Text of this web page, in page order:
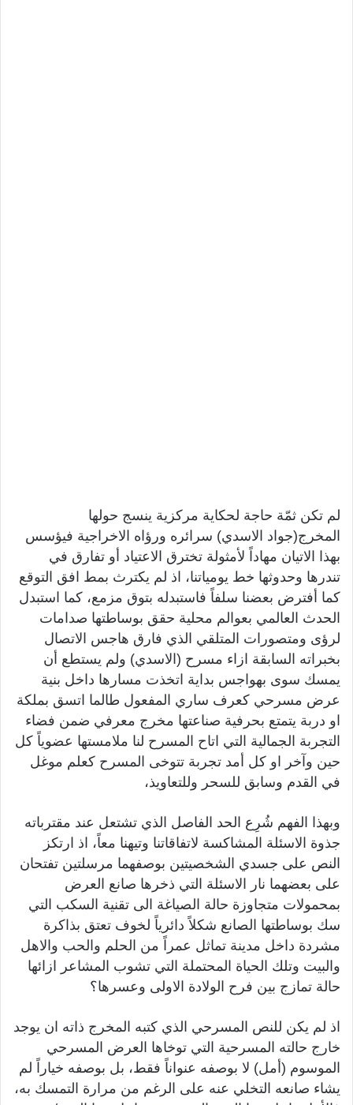
لم تكن ثمّة حاجة لحكاية مركزية ينسج حولها
المخرج(جواد الاسدي) سرائره ورؤاه الاخراجية فيؤسس
بهذا الاتيان مهاداً لأمثولة تخترق الاعتياد أو تفارق في
تندرها وحدوثها خط يومياتنا، اذ لم يكترث بمط افق التوقع
كما أفترض بعضنا سلفاً فاستبدله بتوق مزمع، كما استبدل
الحدث العالمي بعوالم محلية حقق بوساطتها صدامات
لرؤى ومتصورات المتلقي الذي فارق هاجس الاتصال
بخبراته السابقة ازاء مسرح (الاسدي) ولم يستطع أن
يمسك سوى بهواجس بداية اتخذت مسارها داخل بنية
عرض مسرحي كعرف ساري المفعول طالما اتسق بملكة
او دربة يتمتع بحرفية صناعتها مخرج معرفي ضمن فضاء
التجربة الجمالية التي اتاح المسرح لنا ملامستها عضوياً كل
حين وآخر او كل أمد تجربة تتوخى المسرح كعلم موغل
في القدم وسابق للسحر وللتعاويذ،
وبهذا الفهم شُرِع الحد الفاصل الذي تشتعل عند مقترباته
جذوة الاسئلة المشاكسة لاتفاقاتنا وتيهنا معاً، اذ ارتكز
النص على جسدي الشخصيتين بوصفهما مرسلتين تفتحان
على بعضهما نار الاسئلة التي ذخرها صانع العرض
بمحمولات متجاوزة حالة الصياغة الى تقنية السكب التي
سك بوساطتها الصانع شكلاً دائرياً لخوف تعتق بذاكرة
مشردة داخل مدينة تماثل عمراً من الحلم والحب والاهل
والبيت وتلك الحياة المحتملة التي تشوب المشاعر ازائها
حالة تمازج بين فرح الولادة الاولى وعسرها؟
اذ لم يكن للنص المسرحي الذي كتبه المخرج ذاته ان يوجد
خارج حالته المسرحية التي توخاها العرض المسرحي
الموسوم (أمل) لا بوصفه عنواناً فقط، بل بوصفه خياراً لم
يشاء صانعه التخلي عنه على الرغم من مرارة التمسك به،